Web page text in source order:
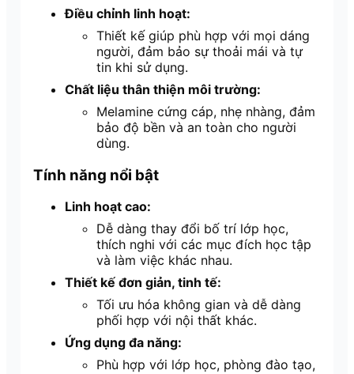
Điều chỉnh linh hoạt:
Thiết kế giúp phù hợp với mọi dáng
người, đảm bảo sự thoải mái và tự
tin khi sử dụng.
Chất liệu thân thiện môi trường:
Melamine cứng cáp, nhẹ nhàng, đảm
bảo độ bền và an toàn cho người
dùng.
Tính năng nổi bật
Linh hoạt cao:
Dễ dàng thay đổi bố trí lớp học,
thích nghi với các mục đích học tập
và làm việc khác nhau.
Thiết kế đơn giản, tinh tế:
Tối ưu hóa không gian và dễ dàng
phối hợp với nội thất khác.
Ứng dụng đa năng:
Phù hợp với lớp học, phòng đào tạo,